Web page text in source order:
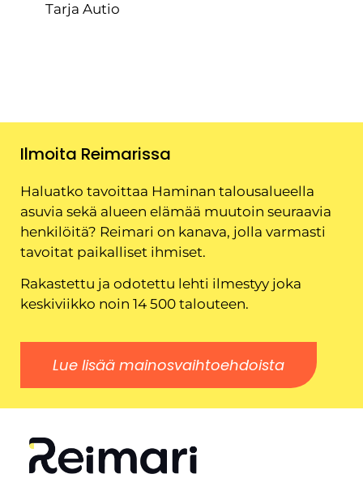
Tarja Autio
Ilmoita Reimarissa
Haluatko tavoittaa Haminan talousalueella
asuvia sekä alueen elämää muutoin seuraavia
henkilöitä? Reimari on kanava, jolla varmasti
tavoitat paikalliset ihmiset.
Rakastettu ja odotettu lehti ilmestyy joka
keskiviikko noin 14 500 talouteen.
Lue lisää mainosvaihtoehdoista